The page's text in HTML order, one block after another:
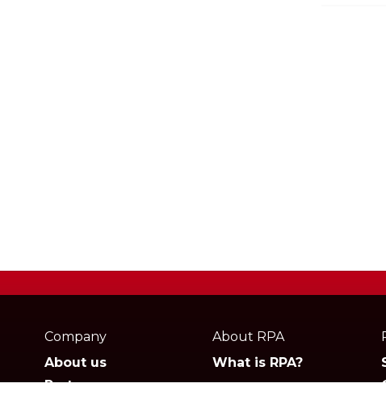
Company
About us
Partners
About RPA
What is RPA?